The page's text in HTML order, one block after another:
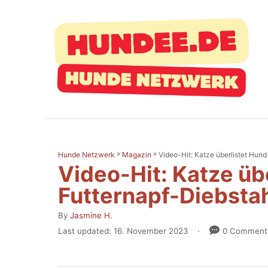
Hunde Netzwerk » Magazin » Video-Hit: Katze überlistet
Video-Hit: Katze
Futternapf-
By A
u
o
Jasmine H.
PLast updated: 16. November 2023 0